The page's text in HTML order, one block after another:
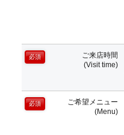
必須
ご来店時間
(Visit time)
必須
ご希望メニュー
(Menu)